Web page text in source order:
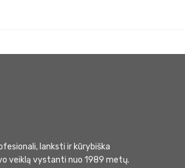
lanksti ir kūrybiška
veiklą vystanti nuo 1989 metų.